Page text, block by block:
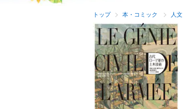
トップ 本・コミック 人文